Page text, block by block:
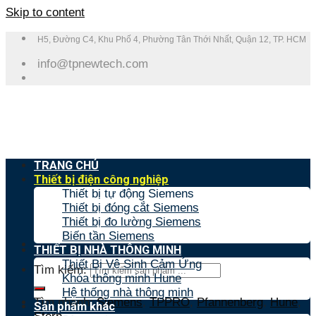
Skip to content
H5, Đường C4, Khu Phố 4, Phường Tân Thới Nhất, Quận 12, TP. HCM
info@tpnewtech.com
Tìm kiếm:
Tìm nhanh:Siemens,TPPRO,Pfannenberg,Hune,
TRANG CHỦ
Thiết bị điện công nghiệp
Thiết bị tự động Siemens
Thiết bị đóng cắt Siemens
Thiết bị đo lường Siemens
Biến tần Siemens
THIẾT BỊ NHÀ THÔNG MINH
Thiết Bị Vệ Sinh Cảm Ứng
Khóa thông minh Hune
Hệ thống nhà thông minh
Sản phẩm khác